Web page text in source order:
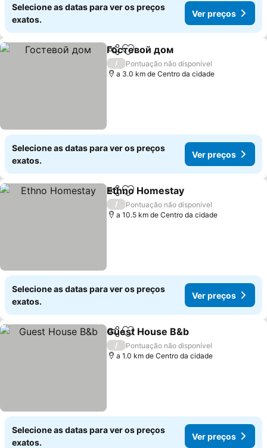
Selecione as datas para ver os preços
exatos.
Ver preços
PartilharAdicionar aos favoritos
Гостевой дом
/
Pontuação não disponível
a 3.0 km de Centro da cidade
Selecione as datas para ver os preços
exatos.
Ver preços
PartilharAdicionar aos favoritos
Ethno Homestay
/
Pontuação não disponível
a 10.5 km de Centro da cidade
Selecione as datas para ver os preços
exatos.
Ver preços
PartilharAdicionar aos favoritos
Guest House B&b
/
Pontuação não disponível
a 1.0 km de Centro da cidade
Selecione as datas para ver os preços
exatos.
Ver preços